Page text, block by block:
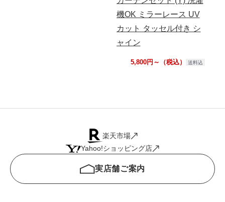
機OK ミラーレース UV
カット タッセル付き シ
ャイン
5,800円～（税込） 送料込
楽天市場
Yahoo!ショッピング店
実店舗ご案内